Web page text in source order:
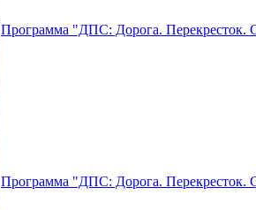
Программа "ДПС: Дорога. Перекресток.
Программа "ДПС: Дорога. Перекресток.